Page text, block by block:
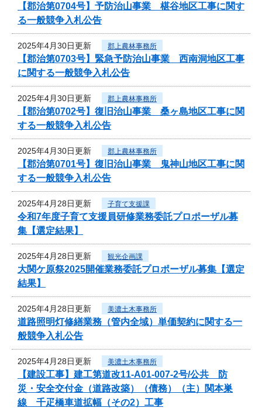
【郡治第0704号】予防治山事業 椹谷地区工事に関す
る一般競争入札公告
2025年4月30日更新 郡上農林事務所
【郡治第0703号】緊急予防治山事業 西南洞地区工事
に関する一般競争入札公告
2025年4月30日更新 郡上農林事務所
【郡治第0702号】復旧治山事業 桑ヶ島地区工事に関
する一般競争入札公告
2025年4月30日更新 郡上農林事務所
【郡治第0701号】復旧治山事業 鬼神山地区工事に関
する一般競争入札公告
2025年4月28日更新 子育て支援課
令和7年度子育て支援員研修業務委託プロポーザル募
集【選定結果】
2025年4月28日更新 観光企画課
大関ケ原祭2025開催業務委託プロポーザル募集【選定
結果】
2025年4月28日更新 美濃土木事務所
道路照明灯修繕業務（管内全域）単価契約に関する一
般競争入札公告
2025年4月28日更新 美濃土木事務所
【建設工事】建工第道改11-A01-007-2号/公共 防
災・安全交付金（道路改築）（債務）（主）関本巣
線 千疋橋車道拡幅（その2）工事